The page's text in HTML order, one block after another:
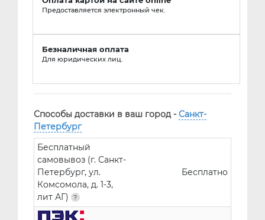
Предоставляется электронный чек.
Безналичная оплата
Для юридических лиц.
Способы доставки в ваш город - Санкт-
Петербург
Бесплатный
самовывоз (г. Санкт-
Петербург, ул.
Комсомола, д. 1-3,
лит АГ)
Бесплатно